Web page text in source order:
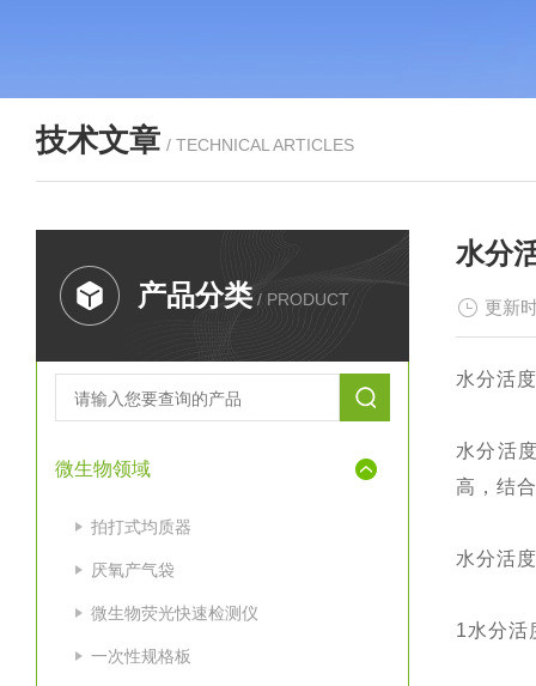
技术文章 / TECHNICAL ARTICLES
产品分类 / PRODUCT
微生物领域
拍打式均质器
厌氧产气袋
微生物荧光快速检测仪
一次性规格板
水分
更新
水分活度
水分活
高，结
水分活
1水分活